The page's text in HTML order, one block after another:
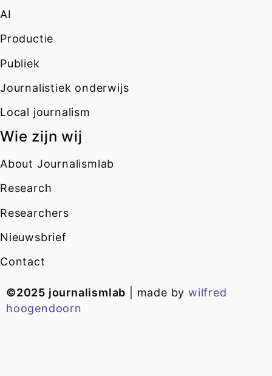
AI
Productie
Publiek
Journalistiek onderwijs
Local journalism
Wie zijn wij
About Journalismlab
Research
Researchers
Nieuwsbrief
Contact
©2025 journalismlab | made bywilfred
hoogendoorn